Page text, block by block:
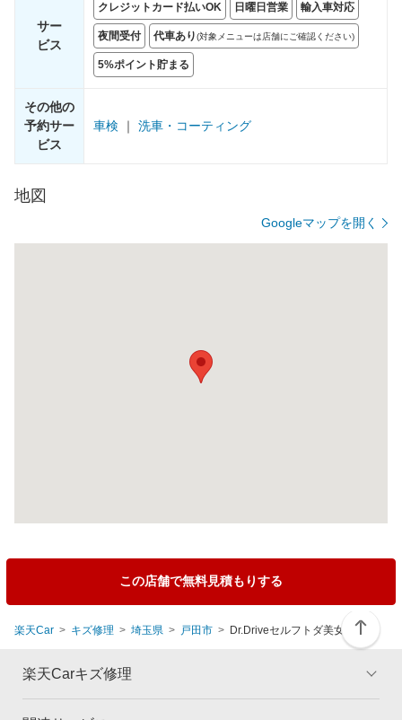
サー
ビス
クレジットカード払いOK 日曜日営業 輸入車対応
夜間受付 代車あり(対象メニューは店舗にご確認ください)
5%ポイント貯まる
その他の
予約サー
ビス
車検 ｜ 洗車・コーティング
地図
Googleマップを開く
この店舗で無料見積もりする
楽天Car キズ修理 埼玉県 戸田市 Dr.Driveセルフトダ美女木店
楽天Carキズ修理